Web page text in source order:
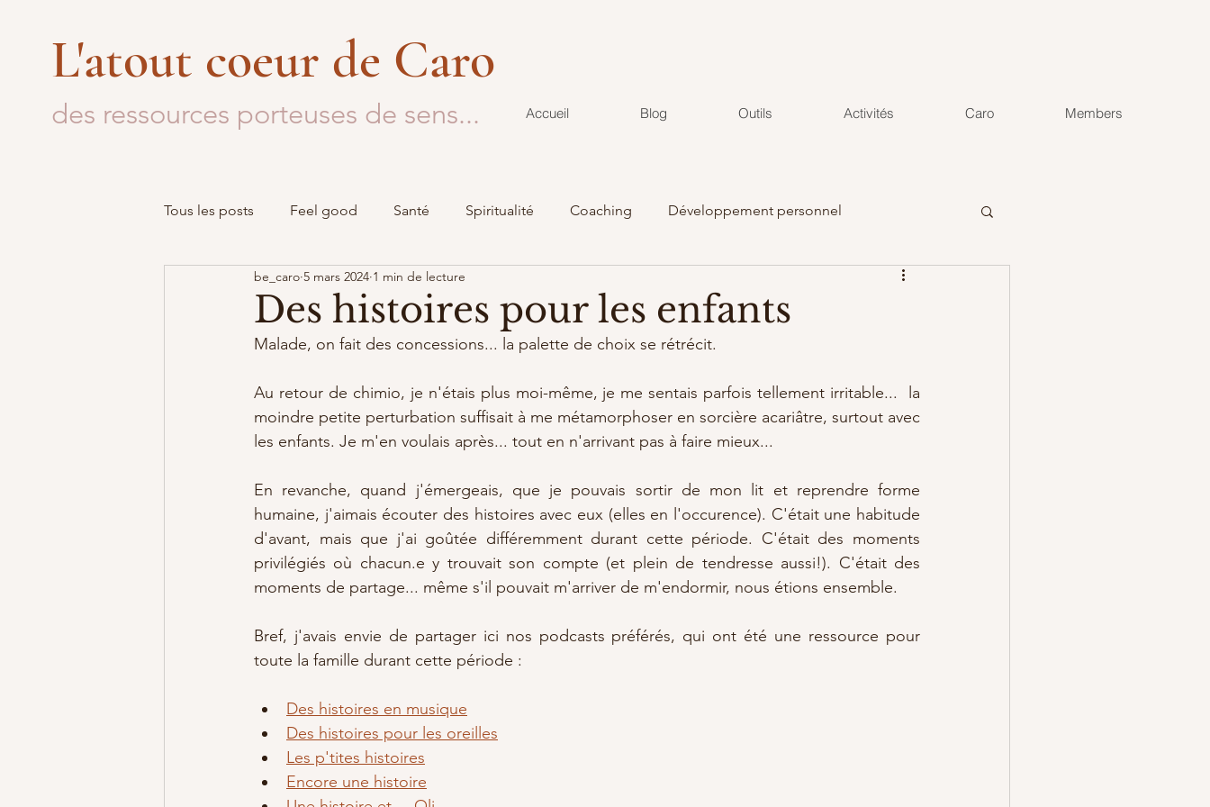
L'atout coeur de Caro
des ressources porteuses de sens... Accueil Blog Outils Activités Caro Members
Tous les posts Feel good Santé Spiritualité Coaching Développement personnel
Mon parcours Outils Podcast
Des histoires pour les enfants
be_caro 5 mars 2024 1 min de lecture
Malade, on fait des concessions... la palette de choix se rétrécit.
Au retour de chimio, je n'étais plus moi-même, je me sentais parfois tellement irritable...  la
moindre petite perturbation suffisait à me métamorphoser en sorcière acariâtre, surtout avec
les enfants. Je m'en voulais après... tout en n'arrivant pas à faire mieux...
En revanche, quand j'émergeais, que je pouvais sortir de mon lit et reprendre forme
humaine, j'aimais écouter des histoires avec eux (elles en l'occurence). C'était une habitude
d'avant, mais que j'ai goûtée différemment durant cette période. C'était des moments
privilégiés où chacun.e y trouvait son compte (et plein de tendresse aussi!). C'était des
moments de partage... même s'il pouvait m'arriver de m'endormir, nous étions ensemble.
Bref, j'avais envie de partager ici nos podcasts préférés, qui ont été une ressource pour
toute la famille durant cette période :
Des histoires en musique
Des histoires pour les oreilles
Les p'tites histoires
Encore une histoire